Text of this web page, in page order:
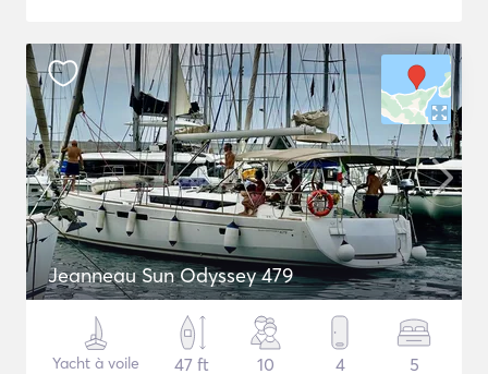
Jeanneau Sun Odyssey 479
Yacht à voile
47 ft
10 4 5